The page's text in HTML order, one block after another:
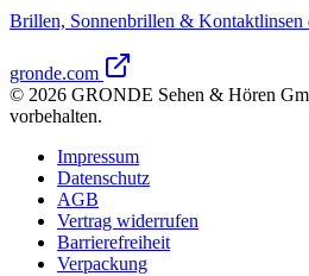
Brillen, Sonnenbrillen & Kontaktlinsen
gronde.com
© 2026 GRONDE Sehen & Hören
vorbehalten.
Impressum
Datenschutz
AGB
Vertrag widerrufen
Barrierefreiheit
Verpackung